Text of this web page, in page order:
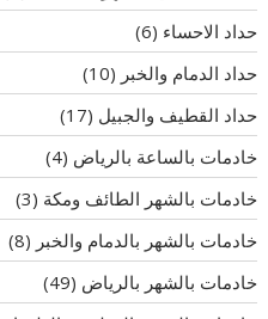
حداد الاحساء (6)
حداد الدمام والخبر (10)
حداد القطيف والجبيل (17)
خادمات بالساعة بالرياض (4)
خادمات بالشهر الطائف ومكة (3)
خادمات بالشهر بالدمام والخبر (8)
خادمات بالشهر بالرياض (49)